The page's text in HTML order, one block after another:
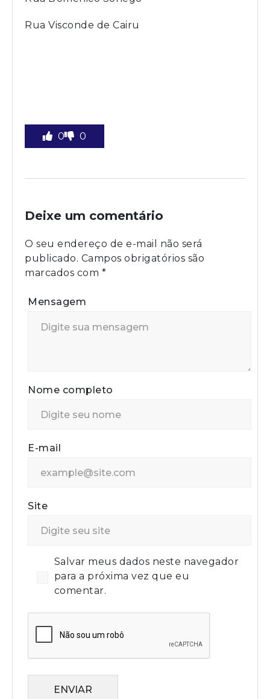
Rua Visconde de Cairu
0 0
Deixe um comentário
O seu endereço de e-mail não será
publicado. Campos obrigatórios são
marcados com *
Mensagem
Nome completo
E-mail
Site
Salvar meus dados neste navegador
para a próxima vez que eu
comentar.
ENVIAR